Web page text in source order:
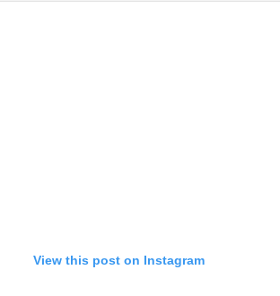
View this post on Instagram